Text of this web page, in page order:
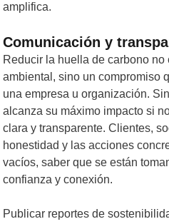
amplifica.
Comunicación y
Reducir la huella de carbono
ambiental, sino un compromiso
una empresa u organización.
alcanza su máximo impacto si
clara y transparente. Clientes,
honestidad y las acciones
vacíos, saber que se están
confianza y conexión.
Publicar reportes de